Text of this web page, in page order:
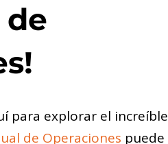
de
para explorar el increíble
de Operaciones puede